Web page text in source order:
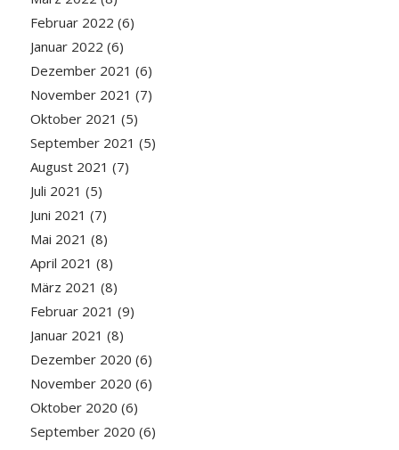
Februar 2022 (6)
Januar 2022 (6)
Dezember 2021 (6)
November 2021 (7)
Oktober 2021 (5)
September 2021 (5)
August 2021 (7)
Juli 2021 (5)
Juni 2021 (7)
Mai 2021 (8)
April 2021 (8)
März 2021 (8)
Februar 2021 (9)
Januar 2021 (8)
Dezember 2020 (6)
November 2020 (6)
Oktober 2020 (6)
September 2020 (6)